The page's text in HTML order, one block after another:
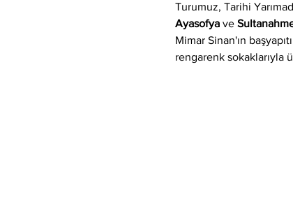
Turumuz, Tarihi
Ayasofya ve
Mimar Sinan'ın
rengarenk sokaklarıyla